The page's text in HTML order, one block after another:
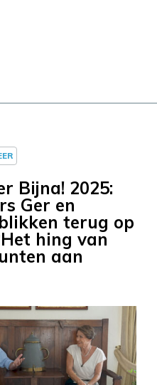
Bijna! 2025:
Ger en
terug op
hing van
aan